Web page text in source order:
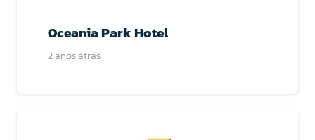
Oceania Park Hotel
2 anos atrás